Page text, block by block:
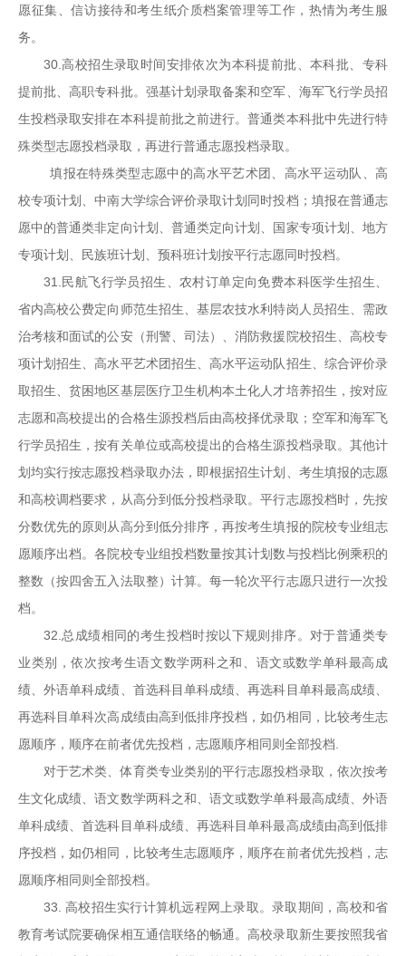
愿征集、信访接待和考生纸介质档案管理等工作，热情为考生服
务。
30.高校招生录取时间安排依次为本科提前批、本科批、专科
提前批、高职专科批。强基计划录取备案和空军、海军飞行学员招
生投档录取安排在本科提前批之前进行。普通类本科批中先进行特
殊类型志愿投档录取，再进行普通志愿投档录取。
填报在特殊类型志愿中的高水平艺术团、高水平运动队、高
校专项计划、中南大学综合评价录取计划同时投档；填报在普通志
愿中的普通类非定向计划、普通类定向计划、国家专项计划、地方
专项计划、民族班计划、预科班计划按平行志愿同时投档。
31.民航飞行学员招生、农村订单定向免费本科医学生招生、
省内高校公费定向师范生招生、基层农技水利特岗人员招生、需政
治考核和面试的公安（刑警、司法）、消防救援院校招生、高校专
项计划招生、高水平艺术团招生、高水平运动队招生、综合评价录
取招生、贫困地区基层医疗卫生机构本土化人才培养招生，按对应
志愿和高校提出的合格生源投档后由高校择优录取；空军和海军飞
行学员招生，按有关单位或高校提出的合格生源投档录取。其他计
划均实行按志愿投档录取办法，即根据招生计划、考生填报的志愿
和高校调档要求，从高分到低分投档录取。平行志愿投档时，先按
分数优先的原则从高分到低分排序，再按考生填报的院校专业组志
愿顺序出档。各院校专业组投档数量按其计划数与投档比例乘积的
整数（按四舍五入法取整）计算。每一轮次平行志愿只进行一次投
档。
32.总成绩相同的考生投档时按以下规则排序。对于普通类专
业类别，依次按考生语文数学两科之和、语文或数学单科最高成
绩、外语单科成绩、首选科目单科成绩、再选科目单科最高成绩、
再选科目单科次高成绩由高到低排序投档，如仍相同，比较考生志
愿顺序，顺序在前者优先投档，志愿顺序相同则全部投档.
对于艺术类、体育类专业类别的平行志愿投档录取，依次按考
生文化成绩、语文数学两科之和、语文或数学单科最高成绩、外语
单科成绩、首选科目单科成绩、再选科目单科最高成绩由高到低排
序投档，如仍相同，比较考生志愿顺序，顺序在前者优先投档，志
愿顺序相同则全部投档。
33. 高校招生实行计算机远程网上录取。录取期间，高校和省
教育考试院要确保相互通信联络的畅通。高校录取新生要按照我省